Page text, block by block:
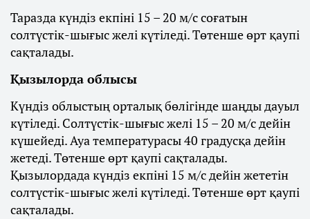
Таразда күндіз екпіні 15 – 20 м/с соғатын
солтүстік-шығыс желі күтіледі. Төтенше өрт қаупі
сақталады.
Қызылорда облысы
Күндіз облыстың орталық бөлігінде шаңды дауыл
күтіледі. Солтүстік-шығыс желі 15 – 20 м/с дейін
күшейеді. Ауа температурасы 40 градусқа дейін
жетеді. Төтенше өрт қаупі сақталады.
Қызылордада күндіз екпіні 15 м/с дейін жететін
солтүстік-шығыс желі күтіледі. Төтенше өрт қаупі
сақталады.